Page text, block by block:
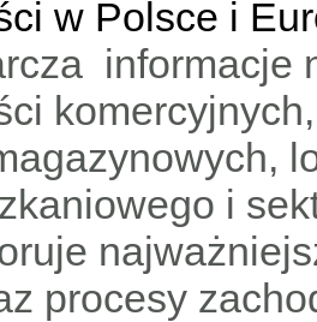
w Polsce i
informacje
i
procesy